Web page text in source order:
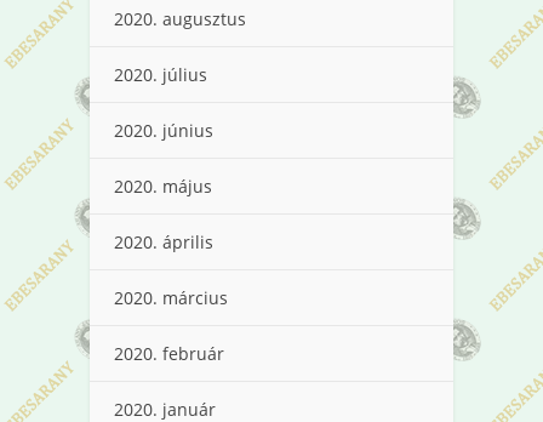
2020. augusztus
2020. július
2020. június
2020. május
2020. április
2020. március
2020. február
2020. január